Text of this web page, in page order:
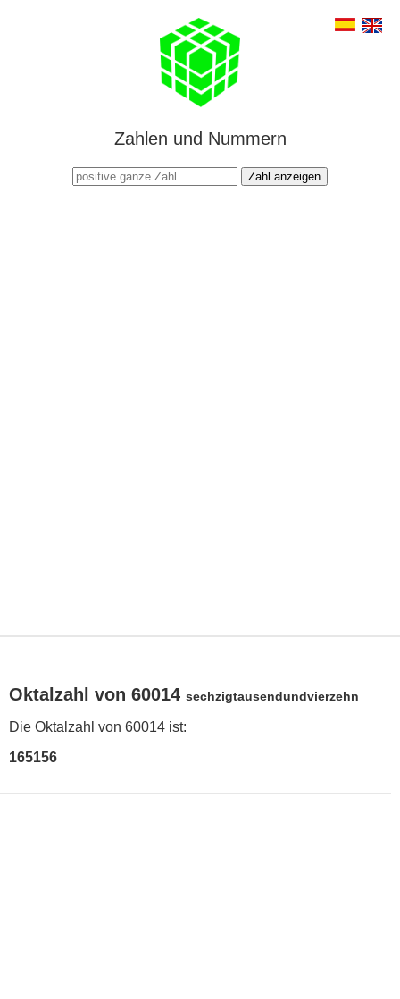
Zahlen und Nummern
Zahl anzeigen
Oktalzahl von 60014 sechzigtausendundvierzehn
Die Oktalzahl von 60014 ist:
165156